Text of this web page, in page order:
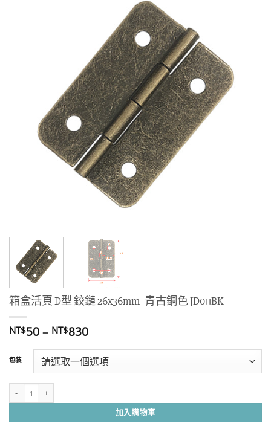
箱盒活頁 D型 鉸鏈 26x36mm- 青古銅色 JD011BK
NT$50– NT$830價
範
圍：
NT$50
NT$830
包裝
加入購物車